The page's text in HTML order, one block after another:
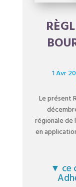
1 Avr
Le présent
régionale de
en
▼ ce